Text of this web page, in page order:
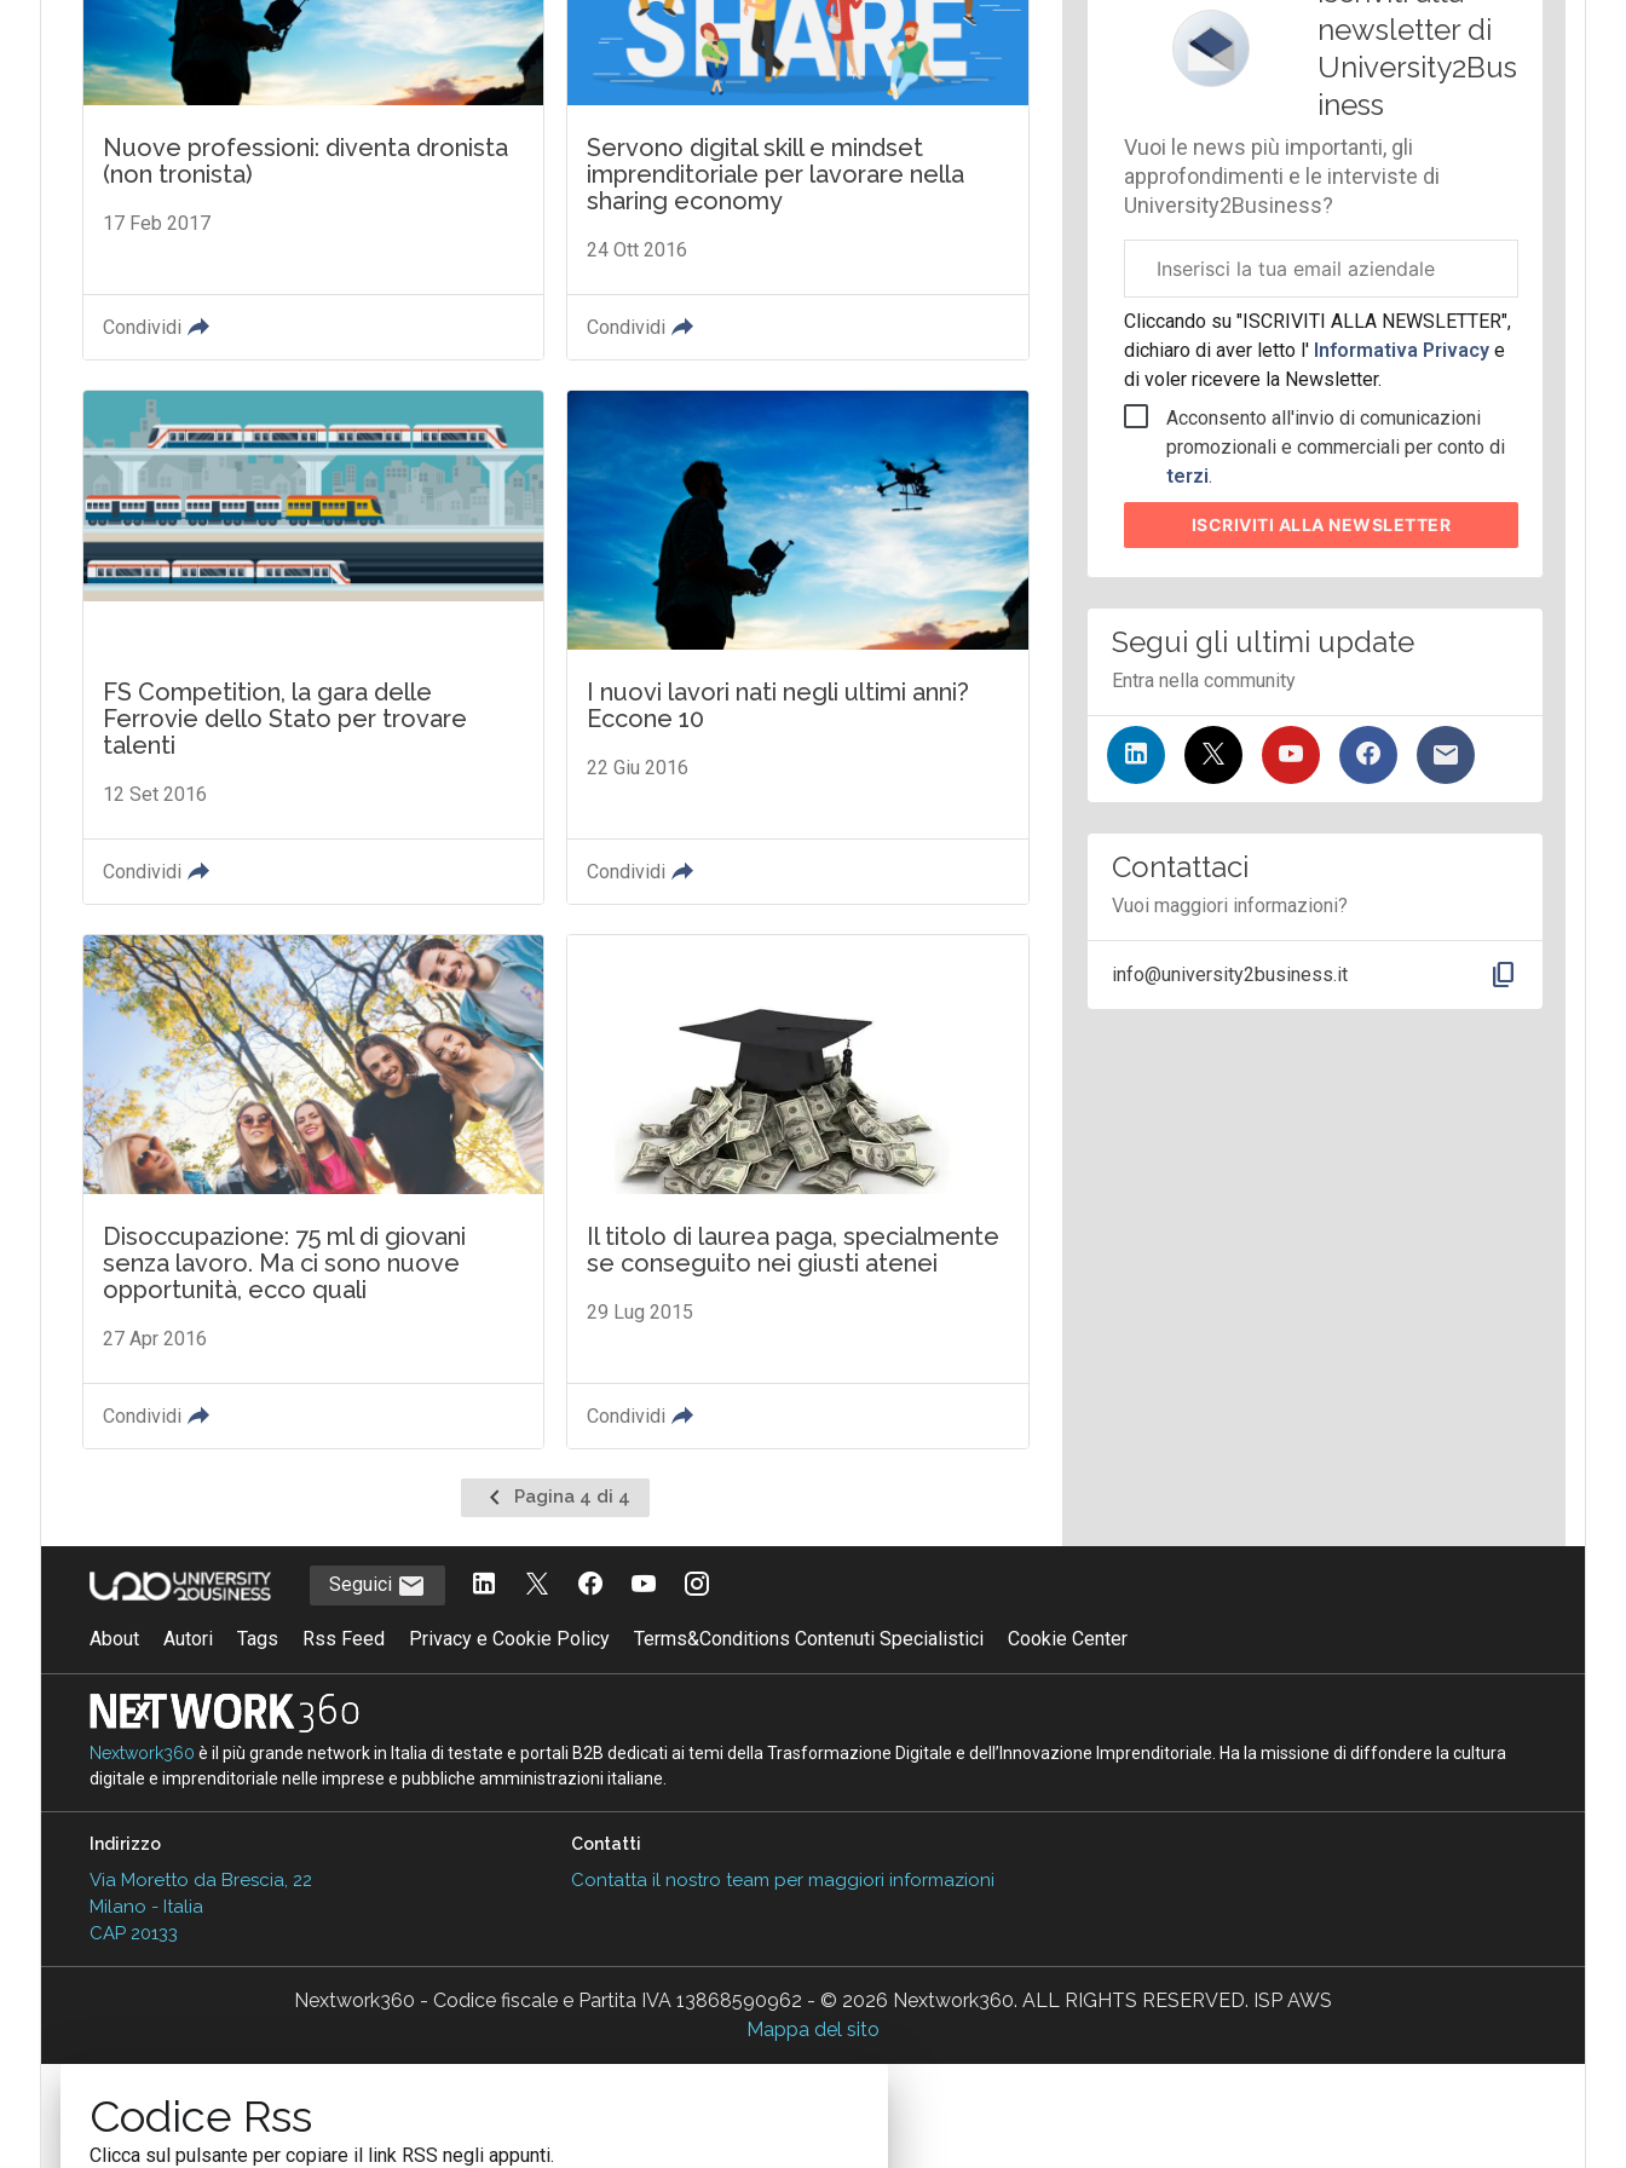
Nuove professioni: diventa dronista
(non tronista)
17 Feb 2017
Condividi
Servono digital skill e mindset
imprenditoriale per lavorare nella
sharing economy
24 Ott 2016
Condividi
FS Competition, la gara delle
Ferrovie dello Stato per trovare
talenti
12 Set 2016
Condividi
I nuovi lavori nati negli ultimi anni?
Eccone 10
22 Giu 2016
Condividi
Disoccupazione: 75 ml di giovani
senza lavoro. Ma ci sono nuove
opportunità, ecco quali
27 Apr 2016
Condividi
Il titolo di laurea paga, specialmente
se conseguito nei giusti atenei
29 Lug 2015
Condividi
Pagina
precedente
Pagina 4 di 4
newsletter di
University2Bus
iness
Vuoi le news più importanti, gli
approfondimenti e le interviste di
University2Business?
aziendale
Cliccando su "ISCRIVITI ALLA NEWSLETTER",
dichiaro di aver letto l'Informativa Privacy e
di voler ricevere la Newsletter.
Acconsento all'invio di comunicazioni
promozionali e commerciali per conto di
terzi.
ISCRIVITI ALLA NEWSLETTER
Segui gli ultimi update
Entra nella community
Contattaci
Vuoi maggiori informazioni?
info@university2business.it content_copy
Seguici
About Autori Tags Rss Feed Privacy e Cookie Policy Terms&Conditions Contenuti Specialistici Cookie Center
Nextwork360 è il più grande network in Italia di testate e portali B2B dedicati ai temi della Trasformazione Digitale e dell’Innovazione Imprenditoriale. Ha la missione di diffondere la cultura
digitale e imprenditoriale nelle imprese e pubbliche amministrazioni italiane.
Indirizzo
Via Moretto da Brescia, 22
Milano - Italia
CAP 20133
Contatti
Contatta il nostro team per maggiori informazioni
Nextwork360 - Codice fiscale e Partita IVA 13868590962 - © 2026 Nextwork360. ALL RIGHTS RESERVED. ISP AWS
Mappa del sito
Codice Rss
Clicca sul pulsante per copiare il link RSS negli appunti.